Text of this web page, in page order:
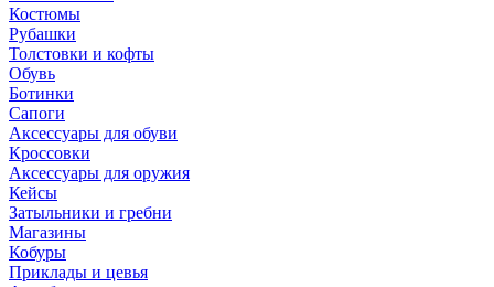
Костюмы
Рубашки
Толстовки и кофты
Обувь
Ботинки
Сапоги
Аксессуары для обуви
Кроссовки
Аксессуары для оружия
Кейсы
Затыльники и гребни
Магазины
Кобуры
Приклады и цевья